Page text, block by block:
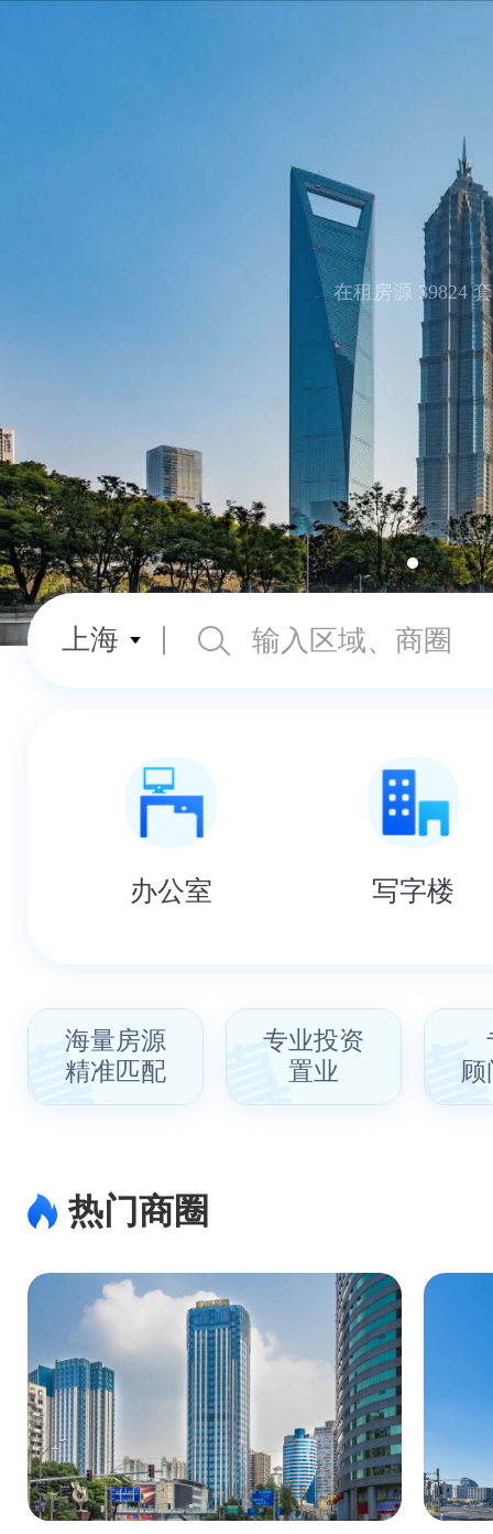
在租房源 39824 套
上海
办公室 写字楼
海量房源
精准匹配
专业投资
置业
顾
热门商圈